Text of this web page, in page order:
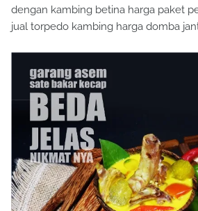
dengan kambing betina harga paket
jual torpedo kambing harga domba